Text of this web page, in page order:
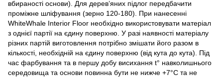
вбираності основи). Для дерев’яних підлог передбачити
проміжне шліфування (зерно 120-180). При нанесенні
WhiteWhale Interior Floor необхідно використовувати матеріал
з однієї партії на єдину поверхню. У разі наявності матеріалу
різних партій виготовлення потрібно змішати його разом в
кількості, необхідній на єдину поверхню (від кута до кута). Під
час фарбування та в першу добу висихання t° навколишнього
середовища та основи повинна бути не нижче +7°С та не